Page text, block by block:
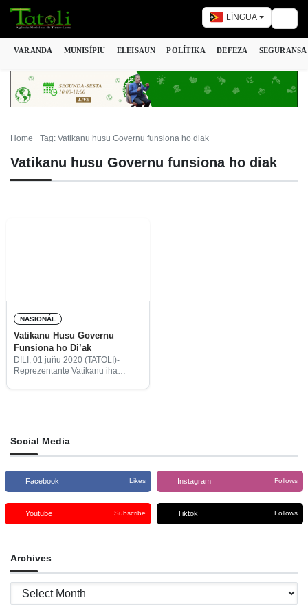
LÍNGUA
VARANDA MUNISÍPIU ELEISAUN POLÍTIKA DEFEZA SEGURANSA
Home Tag: Vatikanu husu Governu funsiona ho diak
Vatikanu husu Governu funsiona ho diak
NASIONÁL
Vatikanu Husu Governu
Funsiona ho Di’ak
DILI, 01 juñu 2020 (TATOLI)-
Reprezentante Vatikanu iha
problema ki’ak no hadi’a
Social Media
Facebook Likes Instagram Follows
Youtube Subscribe Tiktok Follows
Archives
Archives